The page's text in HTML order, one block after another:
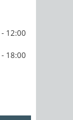
12:00
18:00